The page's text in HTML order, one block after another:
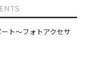
ト～フォトアクセサ